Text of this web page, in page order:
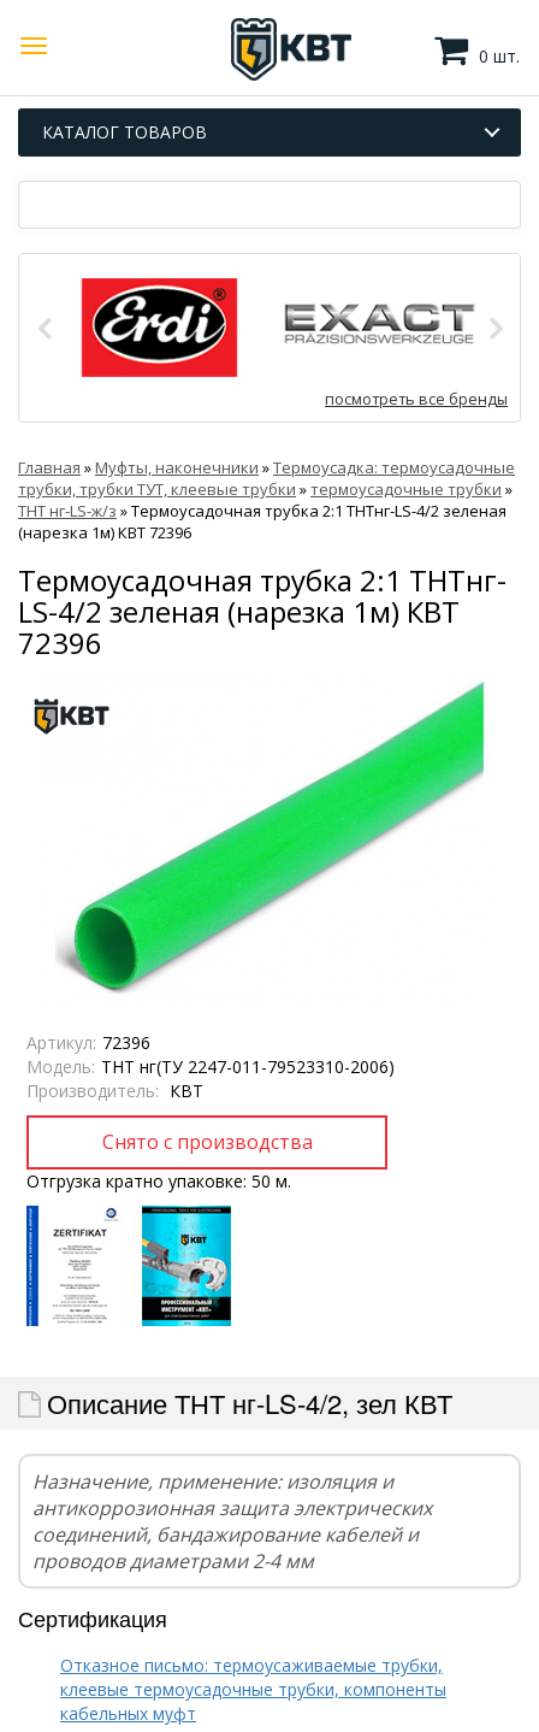
0 шт.
КАТАЛОГ ТОВАРОВ
посмотреть все бренды
Главная »Муфты, наконечники »Термоусадка: термоусадочные
трубки, трубки ТУТ, клеевые трубки »термоусадочные трубки »
ТНТ нг-LS-ж/з »Термоусадочная трубка 2:1 ТНТнг-LS-4/2 зеленая
(нарезка 1м) КВТ 72396
Термоусадочная трубка 2:1 ТНТнг-
LS-4/2 зеленая (нарезка 1м) КВТ
72396
Артикул: 72396
Модель: ТНТ нг(ТУ 2247-011-79523310-2006)
Производитель: КВТ
Отгрузка кратно упаковке: 50 м.
Описание ТНТ нг-LS-4/2, зел КВТ
Назначение, применение: изоляция и
антикоррозионная защита электрических
соединений, бандажирование кабелей и
проводов диаметрами 2-4 мм
Сертификация
Отказное письмо: термоусаживаемые трубки,
клеевые термоусадочные трубки, компоненты
кабельных муфт